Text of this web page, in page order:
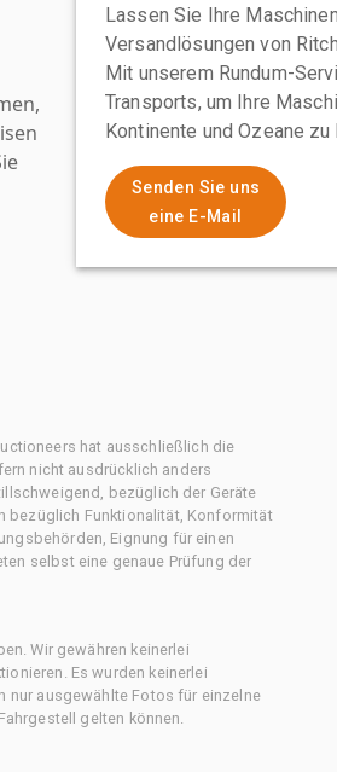
Lassen Sie Ihre
Versandlösungen von
Mit unserem Rundum-
Transports, um Ihre
Kontinente und Ozeane zu
Senden Sie uns
eine E-Mail
hat ausschließlich die
nicht ausdrücklich anders
bezüglich der Geräte
bezüglich Funktionalität, Konformität
Eignung für einen
selbst eine genaue Prüfung der
Wir gewähren keinerlei
Es wurden keinerlei
nur ausgewählte Fotos für einzelne
gelten können.